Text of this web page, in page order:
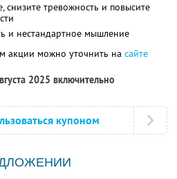
снизите тревожность и повысите
и нестандартное мышление
акции можно уточнить на сайте
2025 включительно
купоном